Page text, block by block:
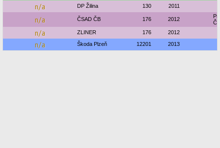
n/a DP Žilina 130 2011
n/a ČSAD ČB 176 2012
n/a ZLINER 176 2012
n/a Škoda Plzeň 12201 2013